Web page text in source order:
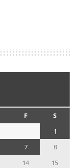
F
S
1
7
8
14
15